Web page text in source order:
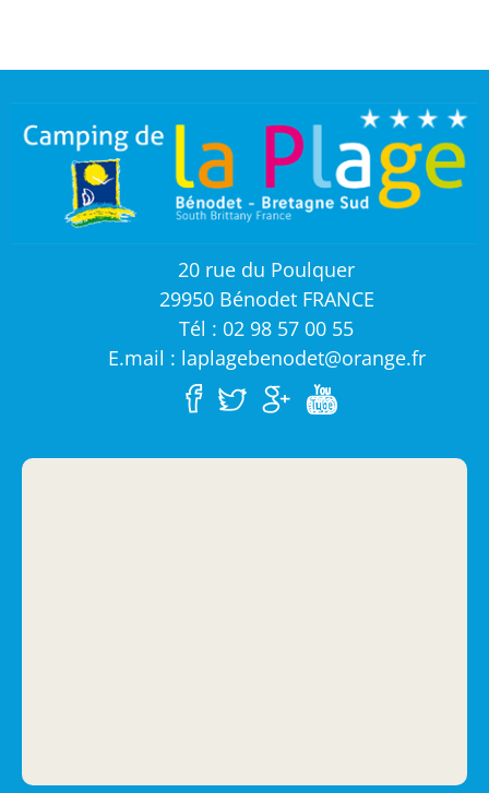
20 rue du Poulquer
29950 Bénodet FRANCE
Tél : 02 98 57 00 55
E.mail : laplagebenodet@orange.fr